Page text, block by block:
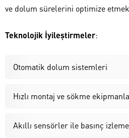
ve dolum sürelerini optimize
Teknolojik İyileştirmeler:
Otomatik dolum sistemleri
Hızlı montaj ve sökme
Akıllı sensörler ile basınç izleme